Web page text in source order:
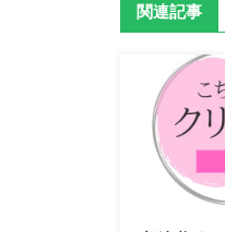
関連記事